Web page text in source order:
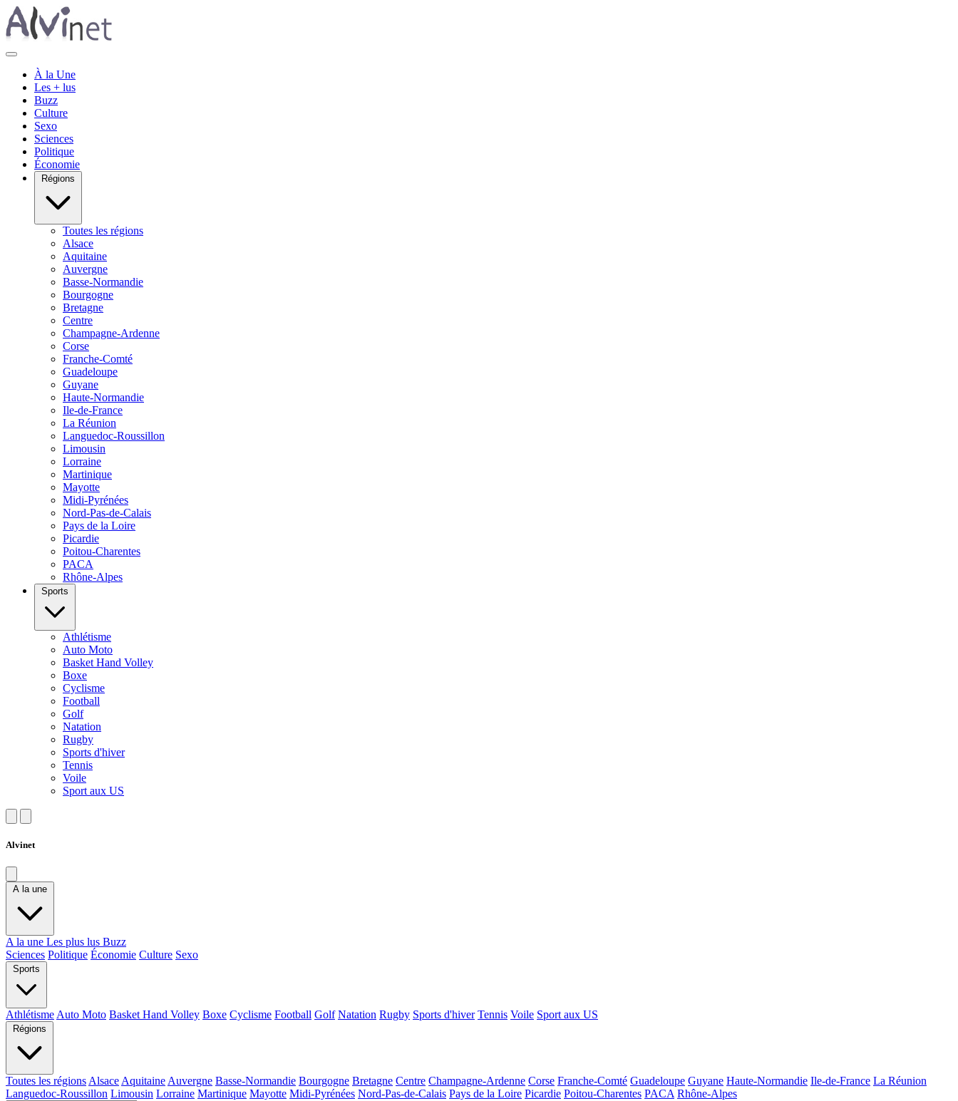
À la Une
Les + lus
Buzz
Culture
Sexo
Sciences
Politique
Économie
Régions
Toutes les régions
Alsace
Aquitaine
Auvergne
Basse-Normandie
Bourgogne
Bretagne
Centre
Champagne-Ardenne
Corse
Franche-Comté
Guadeloupe
Guyane
Haute-Normandie
Ile-de-France
La Réunion
Languedoc-Roussillon
Limousin
Lorraine
Martinique
Mayotte
Midi-Pyrénées
Nord-Pas-de-Calais
Pays de la Loire
Picardie
Poitou-Charentes
PACA
Rhône-Alpes
Sports
Athlétisme
Auto Moto
Basket Hand Volley
Boxe
Cyclisme
Football
Golf
Natation
Rugby
Sports d'hiver
Tennis
Voile
Sport aux US
Alvinet
A la une
A la une Les plus lus Buzz
Sciences Politique Économie Culture Sexo
Sports
Athlétisme Auto Moto Basket Hand Volley Boxe Cyclisme Football Golf Natation Rugby Sports d'hiver Tennis Voile Sport aux US
Régions
Toutes les régions Alsace Aquitaine Auvergne Basse-Normandie Bourgogne Bretagne Centre Champagne-Ardenne Corse Franche-Comté Guadeloupe Guyane Haute-Normandie Ile-de-France La Réunion
Languedoc-Roussillon Limousin Lorraine Martinique Mayotte Midi-Pyrénées Nord-Pas-de-Calais Pays de la Loire Picardie Poitou-Charentes PACA Rhône-Alpes